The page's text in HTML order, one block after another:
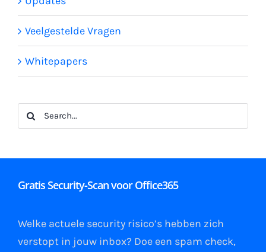
Veelgestelde Vragen
Whitepapers
Search
for:
Gratis Security-Scan voor Office365
Welke actuele security risico’s hebben zich
verstopt in jouw inbox? Doe een spam check,